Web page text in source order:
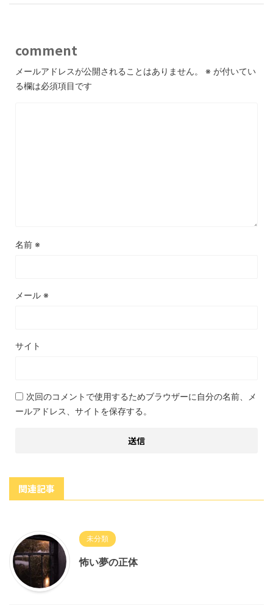
comment
メールアドレスが公開されることはありません。 ※ が付いてい
る欄は必須項目です
名前 ※
メール ※
サイト
次回のコメントで使用するためブラウザーに自分の名前、メ
ールアドレス、サイトを保存する。
関連記事
未分類
怖い夢の正体